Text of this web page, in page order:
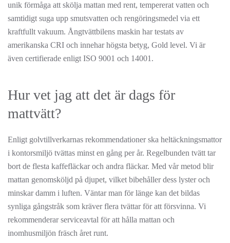
unik förmåga att skölja mattan med rent, tempererat vatten och
samtidigt suga upp smutsvatten och rengöringsmedel via ett
kraftfullt vakuum. Ångtvättbilens maskin har testats av
amerikanska CRI och innehar högsta betyg, Gold level. Vi är
även certifierade enligt ISO 9001 och 14001.
Hur vet jag att det är dags för
mattvätt?
Enligt golvtillverkarnas rekommendationer ska heltäckningsmattor
i kontorsmiljö tvättas minst en gång per år. Regelbunden tvätt tar
bort de flesta kaffefläckar och andra fläckar. Med vår metod blir
mattan genomsköljd på djupet, vilket bibehåller dess lyster och
minskar damm i luften. Väntar man för länge kan det bildas
synliga gångstråk som kräver flera tvättar för att försvinna. Vi
rekommenderar serviceavtal för att hålla mattan och
inomhusmiljön fräsch året runt.